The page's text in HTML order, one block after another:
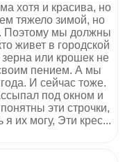
хотя и красива, но
тяжело зимой, но
Поэтому мы должны
живет в городской
или крошек не
пением. А мы
И сейчас тоже.
под окном и
эти строчки,
я их могу, Эти крес...